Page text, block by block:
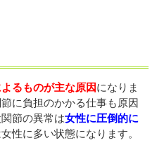
るものが主な原因になりま
に負担のかかる仕事も原因
節の異常は女性に圧倒的に
性に多い状態になります。